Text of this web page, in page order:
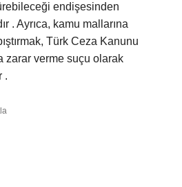
endişesinden
. Ayrıca, kamu mallarına
Türk Ceza Kanunu
zarar verme suçu olarak
.